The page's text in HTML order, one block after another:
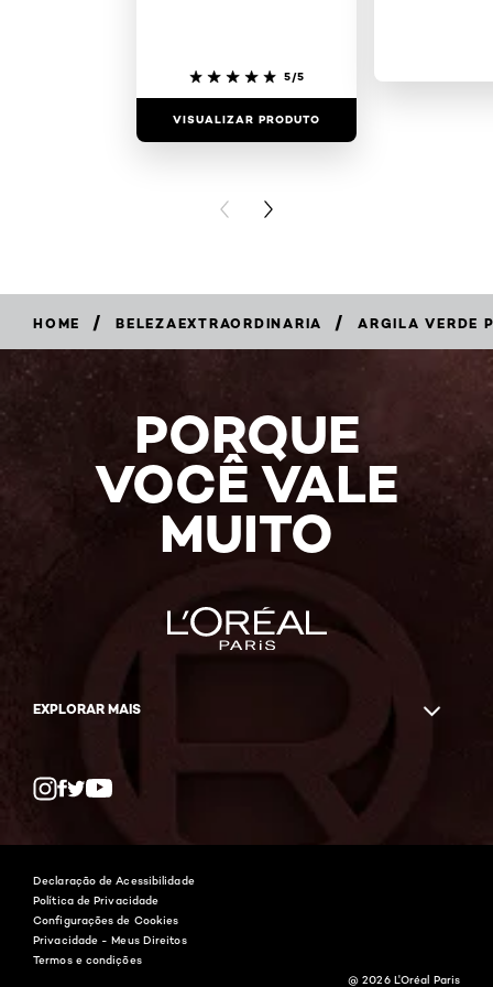
5/5
VISUALIZAR PRODUTO
PREVIOUS CARD
NEXT CARD
HOME / BELEZAEXTRAORDINARIA / ARGILA VERDE
PORQUE
VOCÊ VALE
MUITO
EXPLORAR MAIS
Declaração de Acessibilidade
Política de Privacidade
Configurações de Cookies
Privacidade - Meus Direitos
Termos e condições
@ 2026 L'Oréal Paris